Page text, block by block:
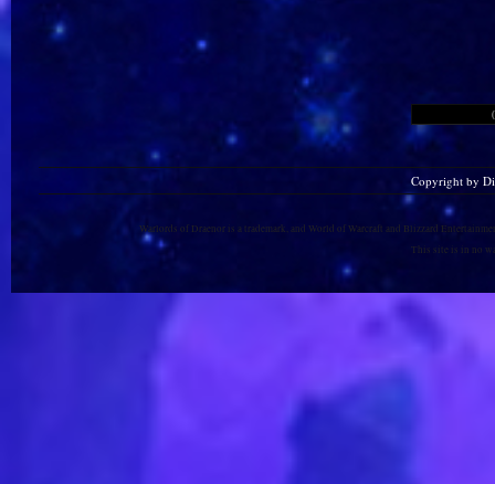
Copyright by
Warlords of Draenor is a trademark, and World of Warcraft and Blizzard
This site is in no